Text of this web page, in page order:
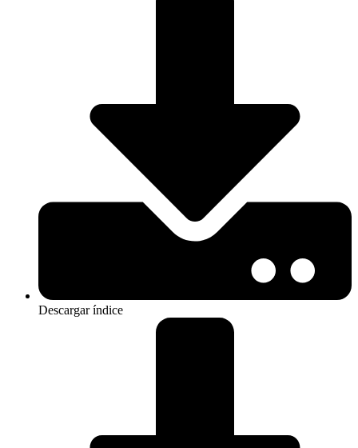
Descargar índice